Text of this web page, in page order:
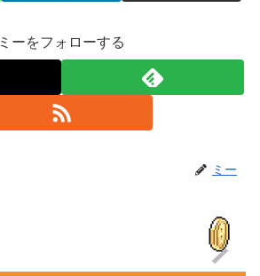
ミーをフォローする
ミー